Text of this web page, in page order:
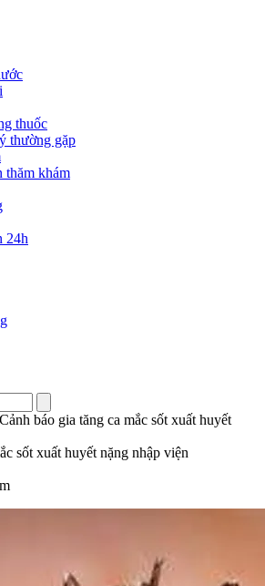
thuốc
thường gặp
thăm khám
24h
báo gia tăng ca mắc sốt xuất huyết
sốt xuất huyết nặng nhập viện